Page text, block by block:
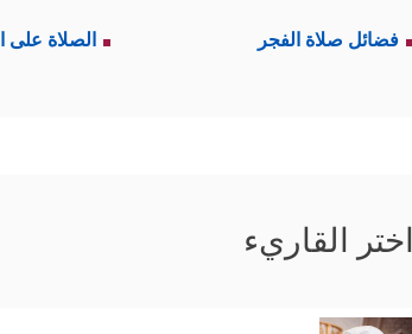
فضائل صلاة الفجر الصلاة على
اختر القاريء